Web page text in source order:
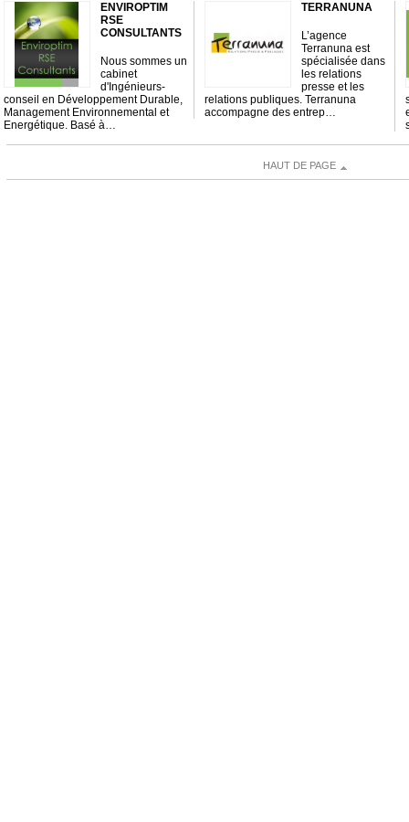
ENVIROPTIM
RSE
CONSULTANTS
Nous sommes un
cabinet
d'Ingénieurs-
conseil en Développement Durable,
Management Environnemental et
Energétique. Basé à…
TERRANUNA
L’agence
Terranuna est
spécialisée dans
les relations
presse et les
relations publiques. Terranuna
accompagne des entrep…
HAUT DE PAGE